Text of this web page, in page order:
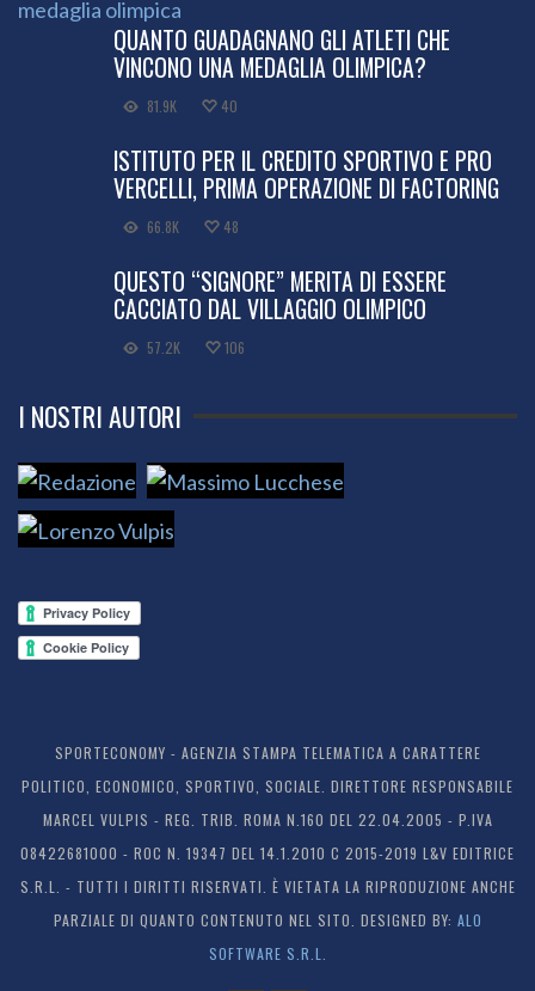
QUANTO GUADAGNANO GLI ATLETI CHE
VINCONO UNA MEDAGLIA OLIMPICA?
81.9K 40
ISTITUTO PER IL CREDITO SPORTIVO E PRO
VERCELLI, PRIMA OPERAZIONE DI FACTORING
66.8K 48
QUESTO “SIGNORE” MERITA DI ESSERE
CACCIATO DAL VILLAGGIO OLIMPICO
57.2K 106
I NOSTRI AUTORI
SPORTECONOMY - AGENZIA STAMPA TELEMATICA A CARATTERE
POLITICO, ECONOMICO, SPORTIVO, SOCIALE. DIRETTORE RESPONSABILE
MARCEL VULPIS - REG. TRIB. ROMA N.160 DEL 22.04.2005 - P.IVA
08422681000 - ROC N. 19347 DEL 14.1.2010 C 2015-2019 L&V EDITRICE
S.R.L. - TUTTI I DIRITTI RISERVATI. È VIETATA LA RIPRODUZIONE ANCHE
PARZIALE DI QUANTO CONTENUTO NEL SITO. DESIGNED BY: ALO
SOFTWARE S.R.L.